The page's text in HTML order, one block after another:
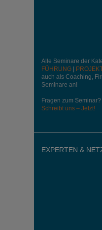
Alle Seminare der
FÜHRUNG
auch als Coaching,
Seminare an!
Fragen zum Seminar?
Schreibt uns – Jetzt!
EXPERTEN &